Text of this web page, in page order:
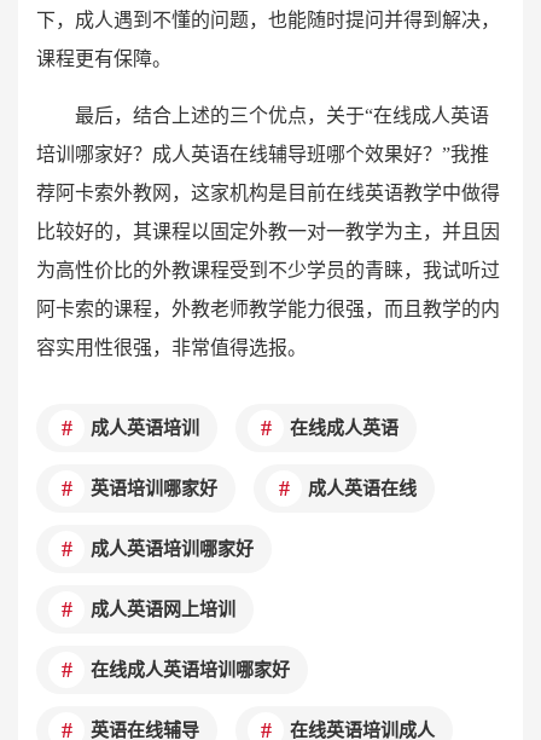
下，成人遇到不懂的问题，也能随时提问并得到解决，
课程更有保障。
最后，结合上述的三个优点，关于“在线成人英语
培训哪家好？成人英语在线辅导班哪个效果好？”我推
荐阿卡索外教网，这家机构是目前在线英语教学中做得
比较好的，其课程以固定外教一对一教学为主，并且因
为高性价比的外教课程受到不少学员的青睐，我试听过
阿卡索的课程，外教老师教学能力很强，而且教学的内
容实用性很强，非常值得选报。
成人英语培训 在线成人英语
英语培训哪家好 成人英语在线
成人英语培训哪家好
成人英语网上培训
在线成人英语培训哪家好
英语在线辅导 在线英语培训成人